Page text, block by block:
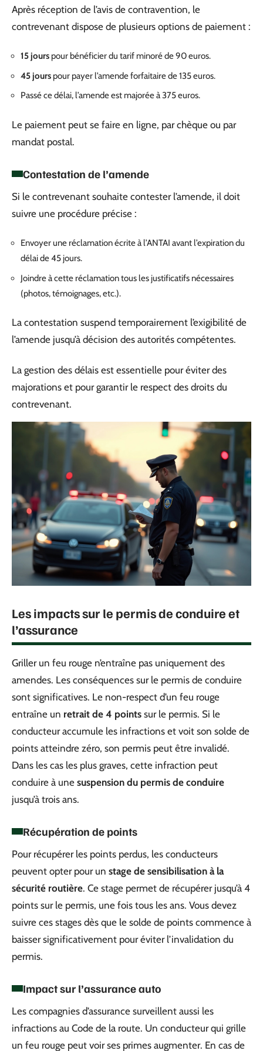
Après réception de l’avis de contravention, le
contrevenant dispose de plusieurs options de paiement :
15 jours pour bénéficier du tarif minoré de 90 euros.
45 jours pour payer l’amende forfaitaire de 135 euros.
Passé ce délai, l’amende est majorée à 375 euros.
Le paiement peut se faire en ligne, par chèque ou par
mandat postal.
Contestation de l’amende
Si le contrevenant souhaite contester l’amende, il doit
suivre une procédure précise :
Envoyer une réclamation écrite à l’ANTAI avant l’expiration du
délai de 45 jours.
Joindre à cette réclamation tous les justificatifs nécessaires
(photos, témoignages, etc.).
La contestation suspend temporairement l’exigibilité de
l’amende jusqu’à décision des autorités compétentes.
La gestion des délais est essentielle pour éviter des
majorations et pour garantir le respect des droits du
contrevenant.
Les impacts sur le permis de conduire et
l’assurance
Griller un feu rouge n’entraîne pas uniquement des
amendes. Les conséquences sur le permis de conduire
sont significatives. Le non-respect d’un feu rouge
entraîne un retrait de 4 points sur le permis. Si le
conducteur accumule les infractions et voit son solde de
points atteindre zéro, son permis peut être invalidé.
Dans les cas les plus graves, cette infraction peut
conduire à une suspension du permis de conduire
jusqu’à trois ans.
Récupération de points
Pour récupérer les points perdus, les conducteurs
peuvent opter pour un stage de sensibilisation à la
sécurité routière. Ce stage permet de récupérer jusqu’à 4
points sur le permis, une fois tous les ans. Vous devez
suivre ces stages dès que le solde de points commence à
baisser significativement pour éviter l’invalidation du
permis.
Impact sur l’assurance auto
Les compagnies d’assurance surveillent aussi les
infractions au Code de la route. Un conducteur qui grille
un feu rouge peut voir ses primes augmenter. En cas de